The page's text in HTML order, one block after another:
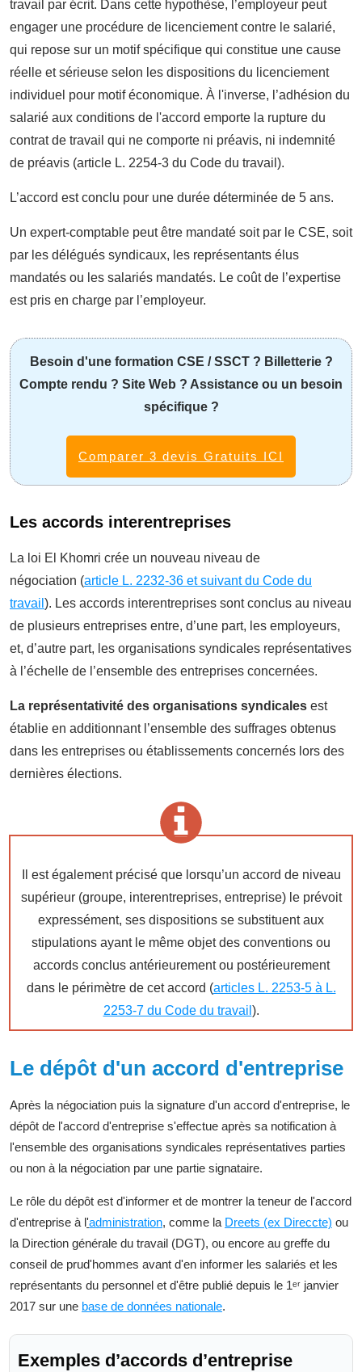
travail par écrit. Dans cette hypothèse, l’employeur peut
engager une procédure de licenciement contre le salarié,
qui repose sur un motif spécifique qui constitue une cause
réelle et sérieuse selon les dispositions du licenciement
individuel pour motif économique. À l'inverse, l’adhésion du
salarié aux conditions de l'accord emporte la rupture du
contrat de travail qui ne comporte ni préavis, ni indemnité
de préavis (article L. 2254-3 du Code du travail).
L’accord est conclu pour une durée déterminée de 5 ans.
Un expert-comptable peut être mandaté soit par le CSE, soit
par les délégués syndicaux, les représentants élus
mandatés ou les salariés mandatés. Le coût de l’expertise
est pris en charge par l’employeur.
Besoin d'une formation CSE / SSCT ? Billetterie ?
Compte rendu ? Site Web ? Assistance ou un besoin
spécifique ?
Comparer 3 devis Gratuits ICI
Les accords interentreprises
La loi El Khomri crée un nouveau niveau de
négociation (article L. 2232-36 et suivant du Code du
travail ). Les accords interentreprises sont conclus au niveau
de plusieurs entreprises entre, d’une part, les employeurs,
et, d’autre part, les organisations syndicales représentatives
à l’échelle de l’ensemble des entreprises concernées.
La représentativité des organisations syndicales est
établie en additionnant l’ensemble des suffrages obtenus
dans les entreprises ou établissements concernés lors des
dernières élections.
Il est également précisé que lorsqu’un accord de niveau
supérieur (groupe, interentreprises, entreprise) le prévoit
expressément, ses dispositions se substituent aux
stipulations ayant le même objet des conventions ou
accords conclus antérieurement ou postérieurement
dans le périmètre de cet accord (articles L. 2253-5 à L.
2253-7 du Code du travail ).
Le dépôt d'un accord d'entreprise
Après la négociation puis la signature d'un accord d'entreprise, le
dépôt de l'accord d'entreprise s'effectue après sa notification à
l'ensemble des organisations syndicales représentatives parties
ou non à la négociation par une partie signataire.
Le rôle du dépôt est d'informer et de montrer la teneur de l'accord
d'entreprise à l'administration, comme la Dreets (ex Direccte) ou
la Direction générale du travail (DGT), ou encore au greffe du
conseil de prud'hommes avant d'en informer les salariés et les
représentants du personnel et d'être publié depuis le 1ᵉʳ janvier
2017 sur une base de données nationale.
Exemples d’accords d’entreprise